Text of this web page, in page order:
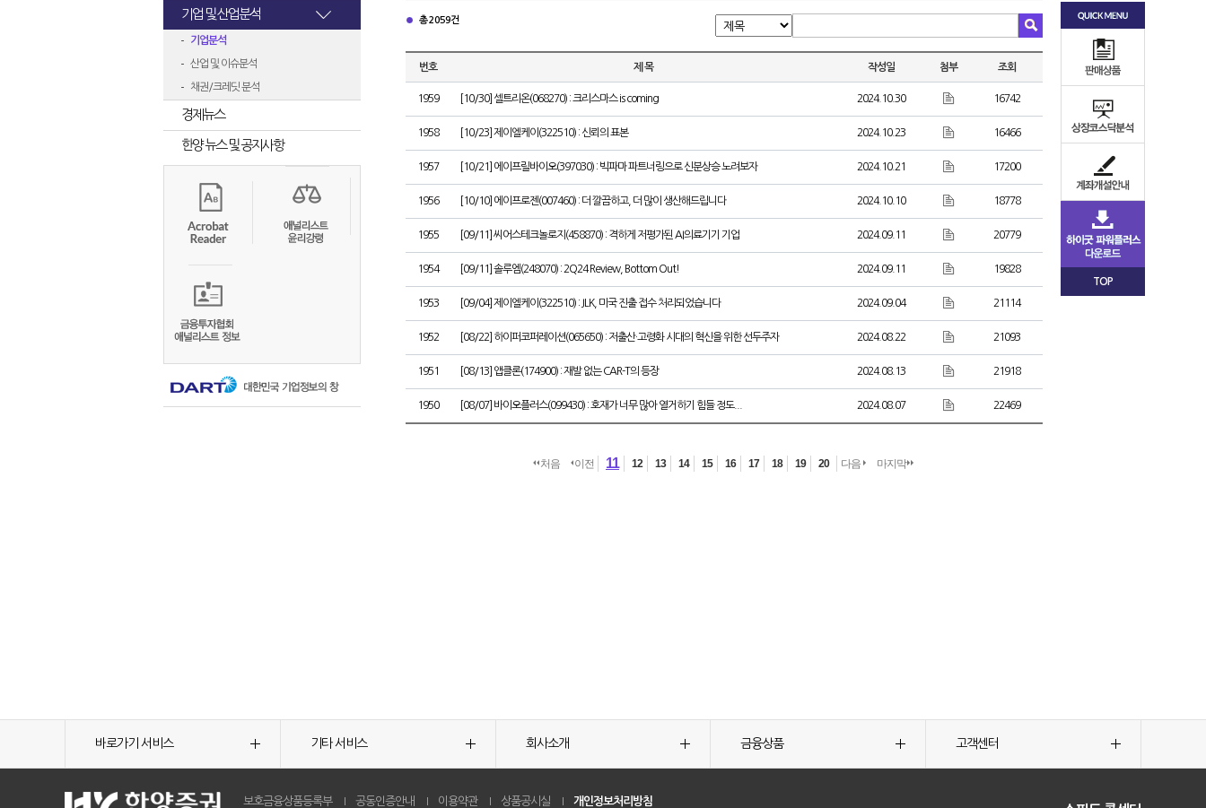
기업 및 산업분석
기업분석
산업 및 이슈분석
채권/크레딧 분석
경제뉴스
한양 뉴스 및 공지사항
총 2059건
번호 제 목 작성일 첨부 조회
1959 [10/30] 셀트리온(068270) : 크리스마스 is coming 2024.10.30 16742
1958 [10/23] 제이엘케이(322510) : 신뢰의 표본 2024.10.23 16466
1957 [10/21] 에이프릴바이오(397030) : 빅파마 파트너링으로 신분상승 노려보자 2024.10.21 17200
1956 [10/10] 에이프로젠(007460) : 더 깔끔하고, 더 많이 생산해드립니다 2024.10.10 18778
1955 [09/11] 씨어스테크놀로지(458870) : 격하게 저평가된 AI의료기기 기업 2024.09.11 20779
1954 [09/11] 솔루엠(248070) : 2Q24 Review, Bottom Out! 2024.09.11 19828
1953 [09/04] 제이엘케이(322510) : JLK, 미국 진출 접수 처리되었습니다 2024.09.04 21114
1952 [08/22] 하이퍼코퍼레이션(065650) : 저출산·고령화 시대의 혁신을 위한 선두주자 2024.08.22 21093
1951 [08/13] 앱클론(174900) : 재발 없는 CAR-T의 등장 2024.08.13 21918
1950 [08/07] 바이오플러스(099430) : 호재가 너무 많아 열거하기 힘들 정도... 2024.08.07 22469
처음 이전 11 12 13 14 15 16 17 18 19 20 다음 마지막
TOP
바로가기 서비스 기타 서비스 회사소개 금융상품 고객센터
보호금융상품등록부 공동인증안내 이용약관 상품공시실 개인정보처리방침